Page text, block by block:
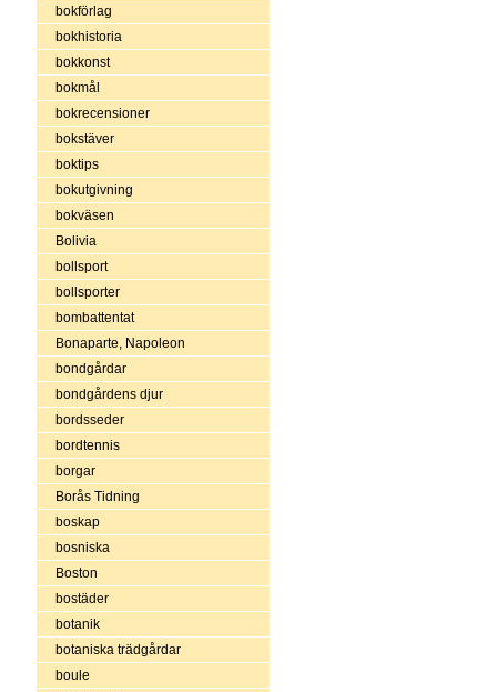
bokförlag
bokhistoria
bokkonst
bokmål
bokrecensioner
bokstäver
boktips
bokutgivning
bokväsen
Bolivia
bollsport
bollsporter
bombattentat
Bonaparte, Napoleon
bondgårdar
bondgårdens djur
bordsseder
bordtennis
borgar
Borås Tidning
boskap
bosniska
Boston
bostäder
botanik
botaniska trädgårdar
boule